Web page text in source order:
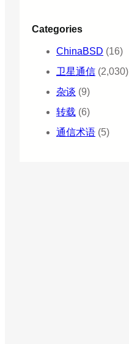
Categories
ChinaBSD (16)
卫星通信 (2,030)
杂谈 (9)
转载 (6)
通信术语 (5)